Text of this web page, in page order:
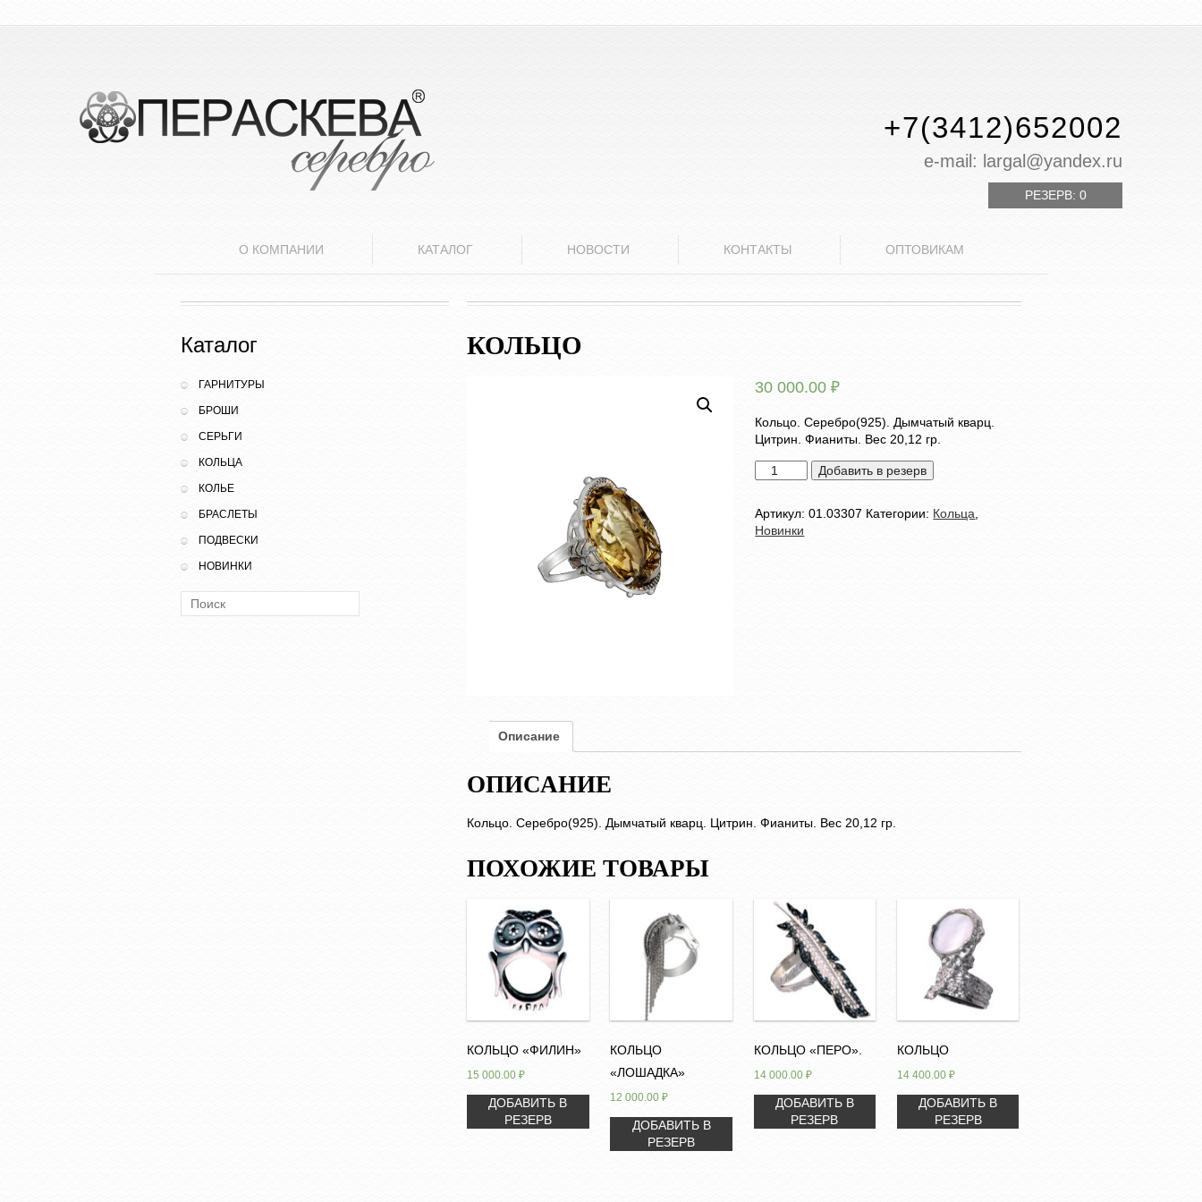
+7(3412)652002
е-mail: largal@yandex.ru
РЕЗЕРВ: 0
О КОМПАНИИ КАТАЛОГ НОВОСТИ КОНТАКТЫ ОПТОВИКАМ
Каталог
ГАРНИТУРЫ
БРОШИ
СЕРЬГИ
КОЛЬЦА
КОЛЬЕ
БРАСЛЕТЫ
ПОДВЕСКИ
НОВИНКИ
Поиск:
КОЛЬЦО
30 000.00₽
Кольцо. Серебро(925). Дымчатый кварц.
Цитрин. Фианиты. Вес 20,12 гр.
Количество
товара
Добавить в резерв
Артикул:01.03307 Категории: Кольца
Новинки
Описание
ОПИСАНИЕ
Кольцо. Серебро(925). Дымчатый кварц. Цитрин. Фианиты. Вес 20,12 гр.
ПОХОЖИЕ ТОВАРЫ
КОЛЬЦО «ФИЛИН»
15 000.00 ₽
ДОБАВИТЬ В
РЕЗЕРВ
КОЛЬЦО
«ЛОШАДКА»
12 000.00₽
ДОБАВИТЬ В
РЕЗЕРВ
КОЛЬЦО «ПЕРО».
14 000.00 ₽
ДОБАВИТЬ В
РЕЗЕРВ
КОЛЬЦО
14 400.00 ₽
ДОБАВИТЬ В
РЕЗЕРВ